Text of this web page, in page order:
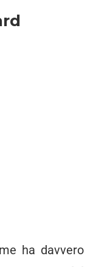
ha davvero